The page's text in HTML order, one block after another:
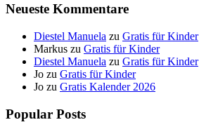
Neueste Kommentare
Diestel Manuela zu Gratis für Kinder
Markus zu Gratis für Kinder
Diestel Manuela zu Gratis für Kinder
Jo zu Gratis für Kinder
Jo zu Gratis Kalender 2026
Popular Posts